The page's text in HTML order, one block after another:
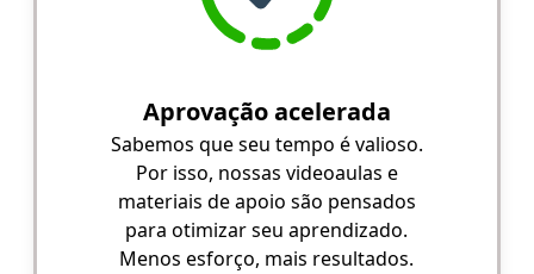
Aprovação acelerada
Sabemos que seu tempo é valioso.
Por isso, nossas videoaulas e
materiais de apoio são pensados
para otimizar seu aprendizado.
Menos esforço, mais resultados.